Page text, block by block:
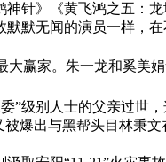
针》《黄飞鸿之五：
默无闻的演员一样，
赢家。朱一龙和奚美
”级别人士的父亲过世
爆出与黑帮头目林秉